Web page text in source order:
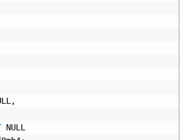
,
NULL